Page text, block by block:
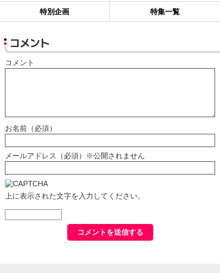
特別企画 特集一覧
コメント
コメント
お名前（必須）
メールアドレス（必須）※公開されません
上に表示された文字を入力してください。